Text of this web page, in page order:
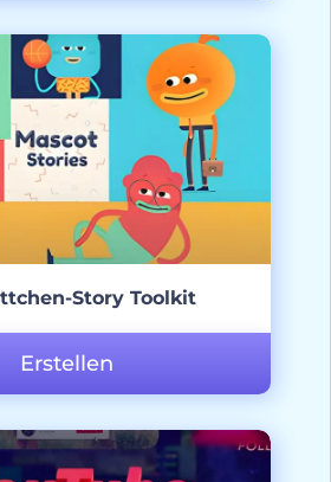
Story Toolkit
Erstellen